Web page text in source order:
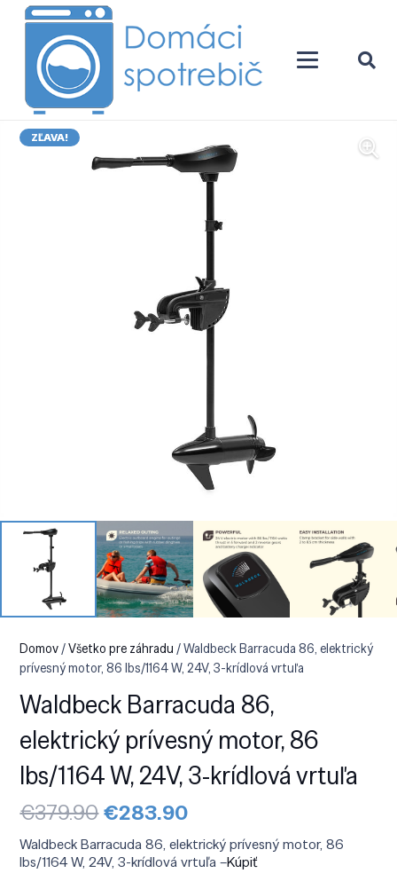
ZĽAVA!
Domov/Všetko pre záhradu / Waldbeck Barracuda 86, elektrický
prívesný motor, 86 lbs/1164 W, 24V, 3-krídlová vrtuľa
Waldbeck Barracuda 86,
elektrický prívesný motor, 86
lbs/1164 W, 24V, 3-krídlová vrtuľa
€379.90Pôvodná
cena
bola:
€379.90.
€283.90Aktuálna
je:
€283.90.
Waldbeck Barracuda 86, elektrický prívesný motor, 86
lbs/1164 W, 24V, 3-krídlová vrtuľa –Kúpiť